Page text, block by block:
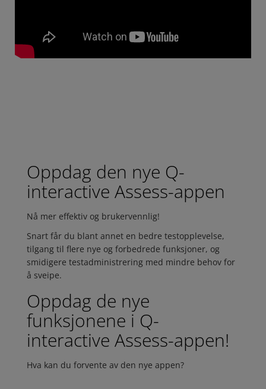
Oppdag den nye Q-
interactive Assess-appen
Nå mer effektiv og brukervennlig!
Snart får du blant annet en bedre testopplevelse,
tilgang til flere nye og forbedrede funksjoner, og
smidigere testadministrering med mindre behov for
å sveipe.
Oppdag de nye
funksjonene i Q-
interactive Assess-appen!
Hva kan du forvente av den nye appen?